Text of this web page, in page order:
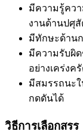
มีความรู้ควา
งานด้านปศุสั
มีทักษะด้าน
มีความรับผิ
อย่างเคร่งค
มีสมรรถนะ
กดดันได้
วิธีการเลือกสรร